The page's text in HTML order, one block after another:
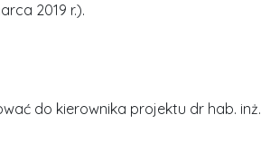
2019 r.).
do kierownika projektu dr hab. inż.